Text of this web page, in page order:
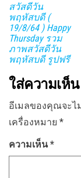
สวัสดีวัน
พฤหัสบดี (
19/8/64 ) Happy
Thursday รวม
ภาพสวัสดีวัน
พฤหัสบดี รูปฟรี
ใส่ความเห็น
อีเมลของคุณจะไ
เครื่องหมาย *
ความเห็น*